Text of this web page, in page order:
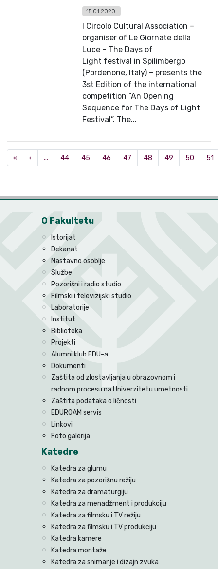
15.01.2020.
l Circolo Cultural Association –
organiser of Le Giornate della
Luce – The Days of
Light festival in Spilimbergo
(Pordenone, Italy) – presents the
3st Edition of the international
competition “An Opening
Sequence for The Days of Light
Festival”. The...
« ‹ ... 44 45 46 47 48 49 50 51
O Fakultetu
Istorijat
Dekanat
Nastavno osoblje
Službe
Pozorišni i radio studio
Filmski i televizijski studio
Laboratorije
Institut
Biblioteka
Projekti
Alumni klub FDU-a
Dokumenti
Zaštita od zlostavljanja u obrazovnom i
radnom procesu na Univerzitetu umetnosti
Zaštita podataka o ličnosti
EDUROAM servis
Linkovi
Foto galerija
Katedre
Katedra za glumu
Katedra za pozorišnu režiju
Katedra za dramaturgiju
Katedra za menadžment i produkciju
Katedra za filmsku i TV režiju
Katedra za filmsku i TV produkciju
Katedra kamere
Katedra montaže
Katedra za snimanje i dizajn zvuka